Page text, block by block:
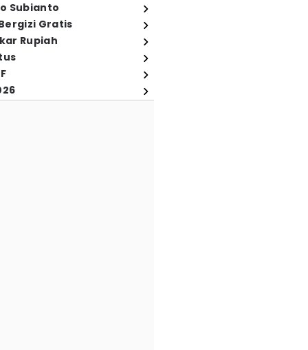
Subianto
Gratis
Rupiah